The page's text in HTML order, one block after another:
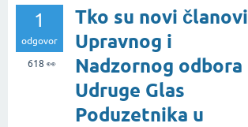
1
odgovor
618 👀
Tko su novi članovi
Upravnog i
Nadzornog odbora
Udruge Glas
Poduzetnika u